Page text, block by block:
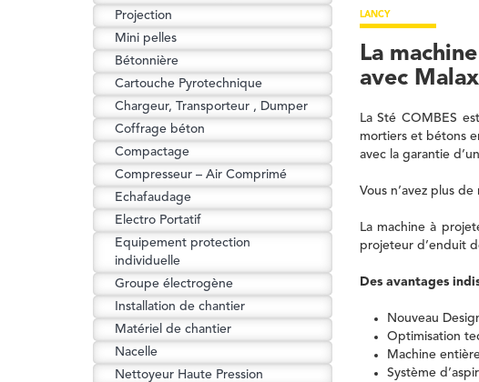
Projection
Mini pelles
Bétonnière
Cartouche Pyrotechnique
Chargeur, Transporteur , Dumper
Coffrage béton
Compactage
Compresseur – Air Comprimé
Echafaudage
Electro Portatif
Equipement protection
individuelle
Groupe électrogène
Installation de chantier
Matériel de chantier
Nacelle
Nettoyeur Haute Pression
LANCY
La
avec
La Sté COMBES
mortiers et bétons
avec la garantie
Vous n’avez plus
La machine à
projeteur d’enduit
Des avantages
Nouveau
Optimisation
Machine
Système